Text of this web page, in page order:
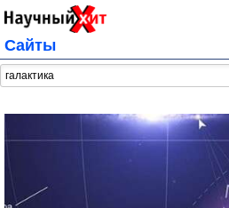
Сайты